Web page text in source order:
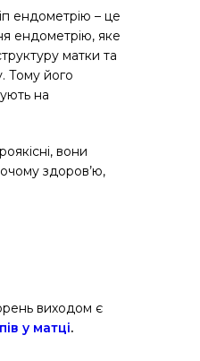
ендометрію – це
ендометрію, яке
матки та
Тому його
на
вони
здоров’ю,
виходом є
у матці.